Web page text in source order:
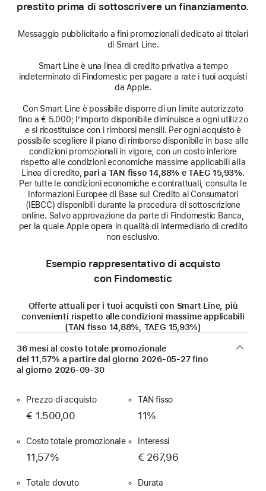
prestito prima di sottoscrivere un finanziamento.
Messaggio pubblicitario a fini promozionali dedicato ai titolari
di Smart Line.
Smart Line è una linea di credito privativa a tempo
indeterminato di Findomestic per pagare a rate i tuoi acquisti
da Apple.
Con Smart Line è possibile disporre di un limite autorizzato
fino a € 5.000; l’importo disponibile diminuisce a ogni utilizzo
e si ricostituisce con i rimborsi mensili. Per ogni acquisto è
possibile scegliere il piano di rimborso disponibile in base alle
condizioni promozionali in vigore, con un costo inferiore
rispetto alle condizioni economiche massime applicabili alla
Linea di credito, pari a TAN fisso 14,88% e TAEG 15,93%.
Per tutte le condizioni economiche e contrattuali, consulta le
Informazioni Europee di Base sul Credito ai Consumatori
(IEBCC) disponibili durante la procedura di sottoscrizione
online. Salvo approvazione da parte di Findomestic Banca,
per la quale Apple opera in qualità di intermediario di credito
non esclusivo.
Esempio rappresentativo di acquisto
con Findomestic
Offerte attuali per i tuoi acquisti con Smart Line, più
convenienti rispetto alle condizioni massime applicabili
(TAN fisso 14,88%, TAEG 15,93%)
36 mesi al costo totale promozionale
del 11,57% a partire dal giorno 2026-05-27fino
al giorno 2026-09-30
Prezzo di acquisto
€ 1.500,00
TAN fisso
11%
Costo totale promozionale
11,57%
Interessi
€ 267,96
Totale dovuto Durata